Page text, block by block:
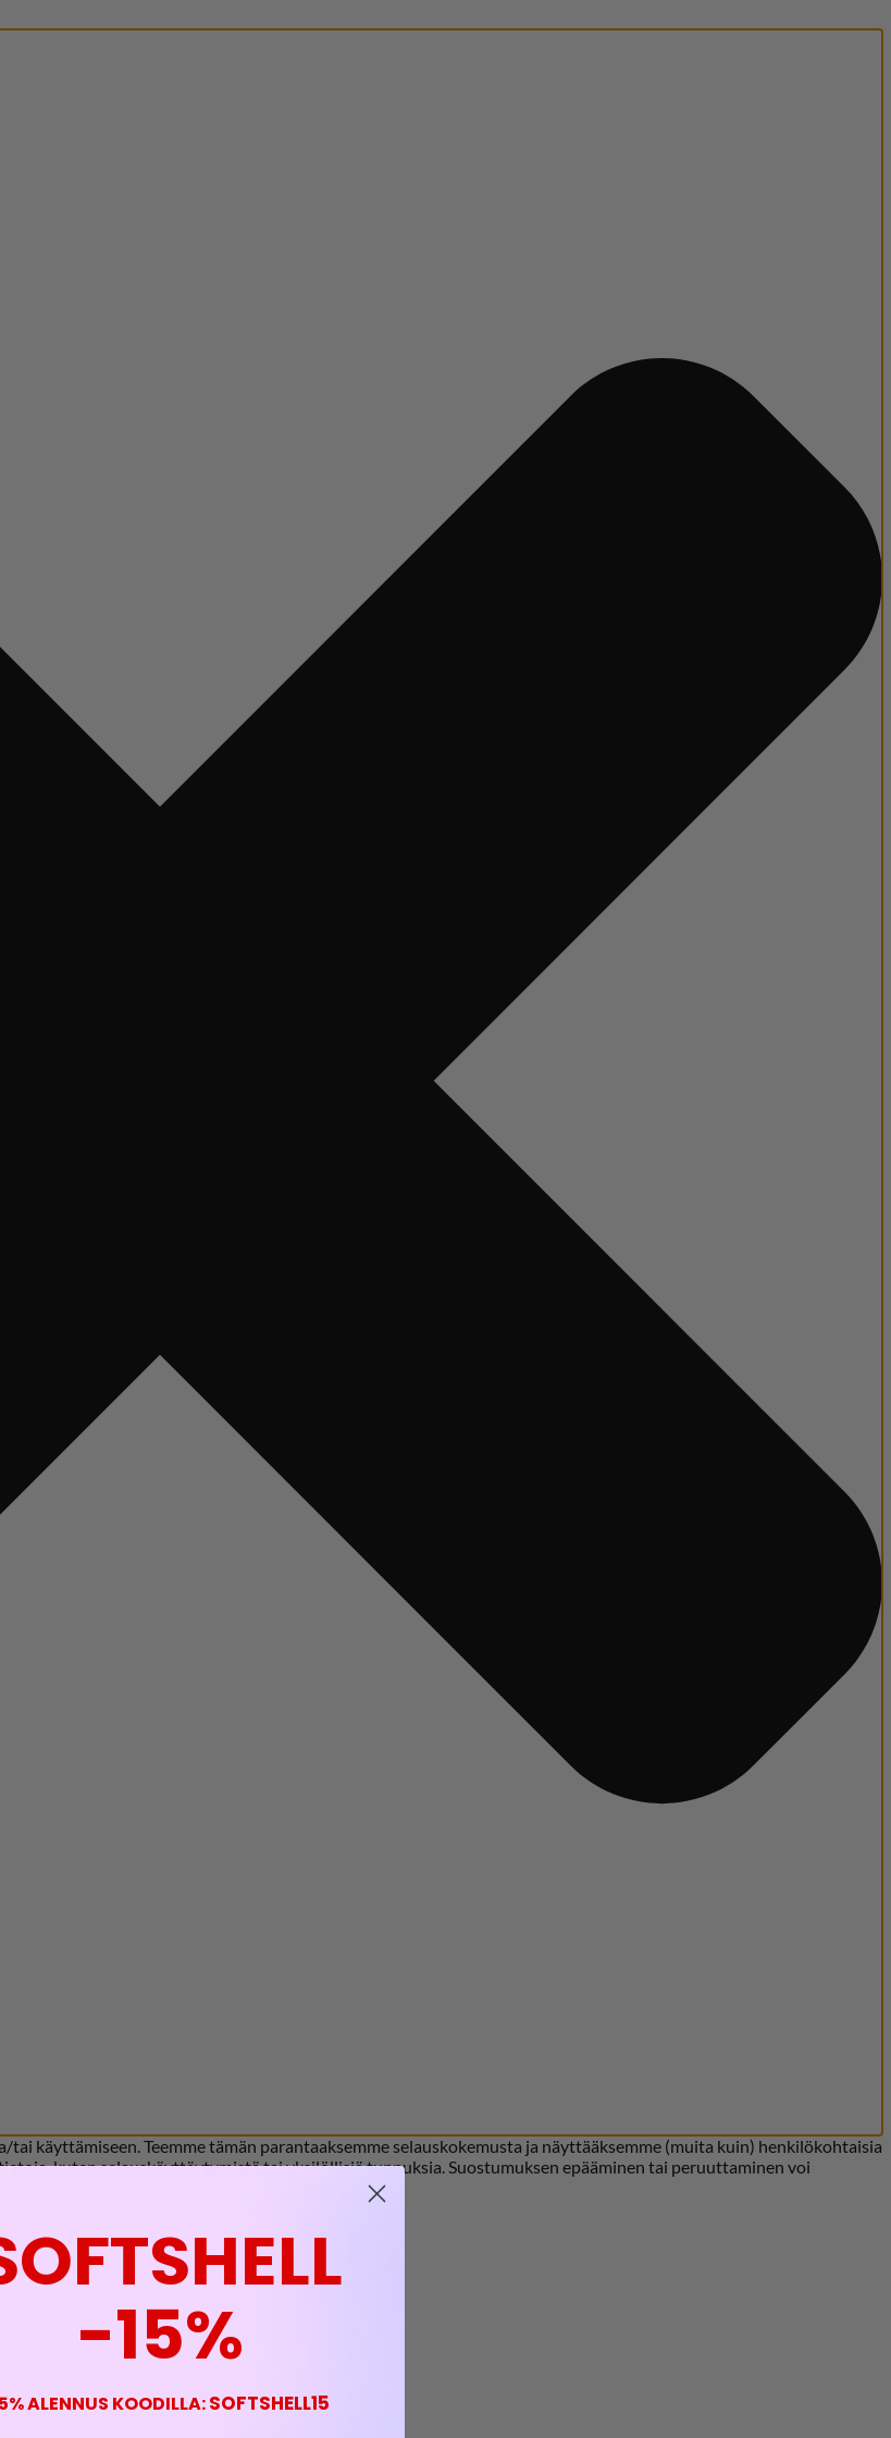
käyttämiseen. Teemme tämän parantaaksemme selauskokemusta ja näyttääksemme (muita kuin) henkilökohtaisia
kuten selauskäyttäytymistä tai yksilöllisiä tunnuksia. Suostumuksen epääminen tai peruuttaminen voi
-15%
ALENNUS KOODILLA:SOFTSHELL15